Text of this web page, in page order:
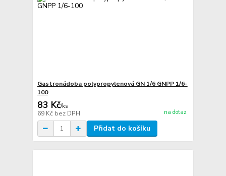
Gastronádoba polypropylenová GN 1/6 GNPP 1/6-
100
83 Kč/ks
69 Kč bez DPH na dotaz
Přidat do košíku